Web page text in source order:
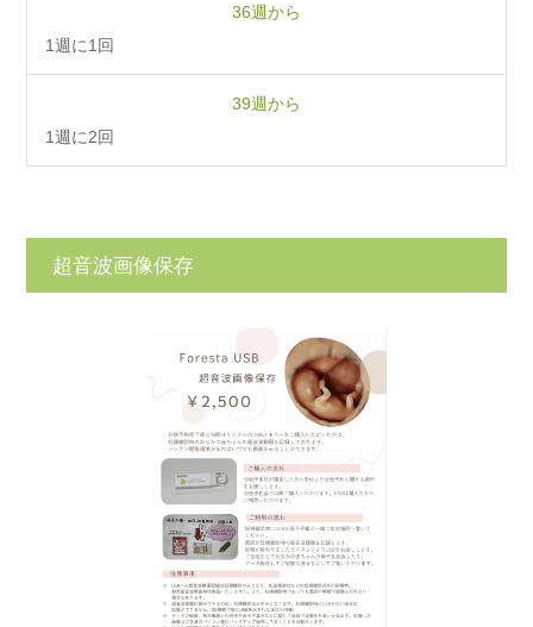
36週から
1週に1回
39週から
1週に2回
超⾳波画像保存